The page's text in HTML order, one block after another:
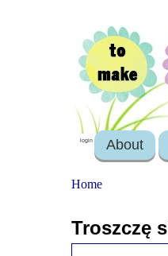
login About
Home
Troszczę